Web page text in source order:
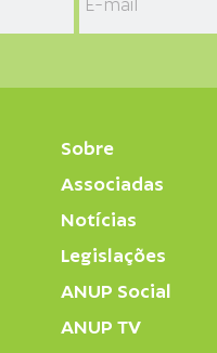
Sobre
Associadas
Notícias
Legislações
ANUP Social
ANUP TV